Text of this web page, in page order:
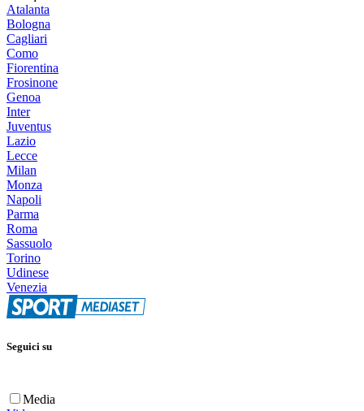
Atalanta
Bologna
Cagliari
Como
Fiorentina
Frosinone
Genoa
Inter
Juventus
Lazio
Lecce
Milan
Monza
Napoli
Parma
Roma
Sassuolo
Torino
Udinese
Venezia
Seguici su
Media